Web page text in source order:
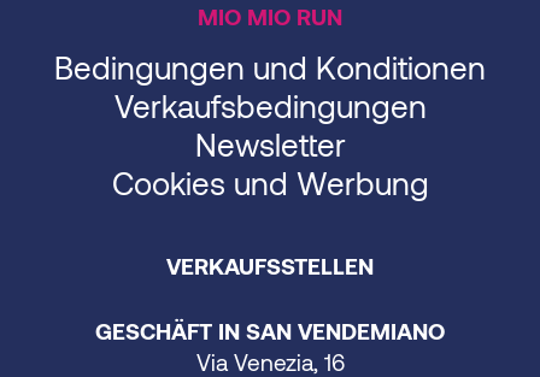
MIO MIO RUN
Bedingungen und Konditionen
Verkaufsbedingungen
Newsletter
Cookies und Werbung
VERKAUFSSTELLEN
GESCHÄFT IN SAN VENDEMIANO
Via Venezia, 16